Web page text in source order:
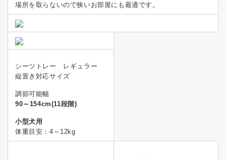
場所を取らないので狭いお部屋にも最適です。
シーツトレー レギュラー
縦置き対応サイズ
調節可能幅
90～154cm(11段階)
小型犬用
体重目安：4～12kg